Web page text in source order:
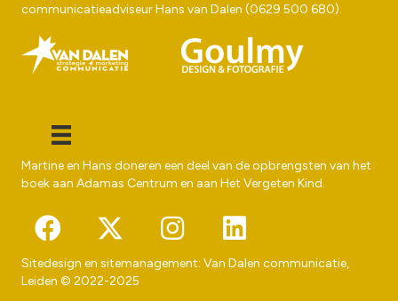
communicatieadviseurHans van Dalen (0629 500 680).
Martine en Hans doneren een deel van de opbrengsten van het
boek aan Adamas Centrum en aan Het Vergeten Kind.
Sitedesign en sitemanagement: Van Dalen communicatie,
Leiden © 2022-2025